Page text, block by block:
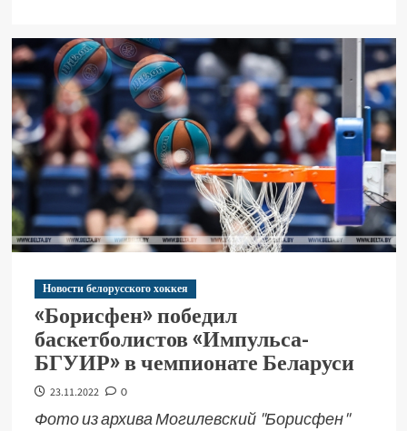
Новости белорусского хоккея
«Борисфен» победил
баскетболистов «Импульса-
БГУИР» в чемпионате Беларуси
23.11.2022 0
Фото из архива Могилевский "Борисфен"